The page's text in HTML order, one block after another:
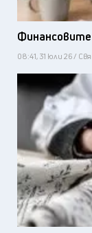
Финансовите
08:41, 31 юли 26 /